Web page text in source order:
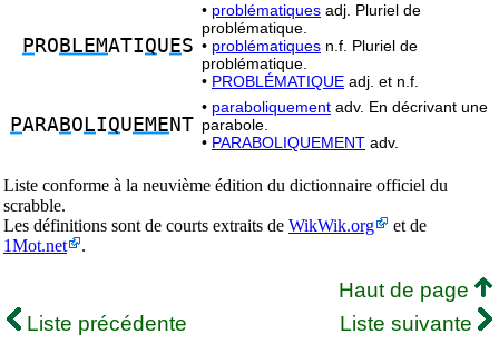
P RO BLEMATIQU ES
• problématiques adj. Pluriel de
problématique.
• problématiques n.f. Pluriel de
problématique.
• PROBLÉMATIQUE adj. et n.f.
PARABO LIQU EME NT
• paraboliquement adv. En décrivant une
parabole.
• PARABOLIQUEMENT adv.
Liste conforme à la neuvième édition du dictionnaire officiel du
scrabble.
Les définitions sont de courts extraits de WikWik.org
et de
1Mot.net
.
Haut de page
Liste précédente
Liste suivante